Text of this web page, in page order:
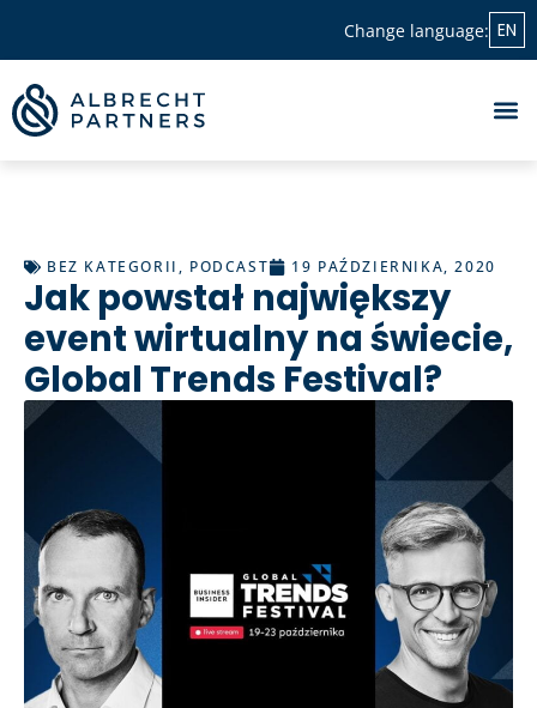
Change language: EN
BEZ KATEGORII , PODCAST 19 PAŹDZIERNIKA, 2020
Jak powstał największy
event wirtualny na świecie,
Global Trends Festival?